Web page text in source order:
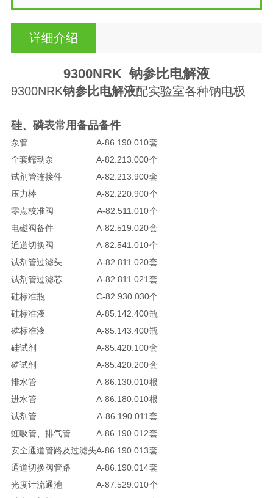
详细介绍
9300NRK 钠参比电解液
9300NRK钠参比电解液配实验室各种钠电极
硅、磷表常用备品备件
泵管 A-86.190.010套
全套蠕动泵
A-82.213.000个
试剂管连接件
A-82.213.900套
压力棒
A-82.220.900个
零点校准阀
A-82.511.010个
电磁阀备件
A-82.519.020套
通道切换阀
A-82.541.010个
试剂管过滤头
A-82.811.020套
试剂管过滤芯
A-82.811.021 套
硅标准瓶
C-82.930.030个
硅标准液
A-85.142.400瓶
磷标准液
A-85.143.400瓶
硅试剂
A-85.420.100套
磷试剂
A-85.420.200套
排水管
A-86.130.010根
进水管
A-86.180.010根
试剂管
A-86.190.011 套
虹吸管、排气管
A-86.190.012套
安全通道管路及过滤头A-86.190.013套
通道切换阀管路
A-86.190.014套
光度计流通池
A-87.529.010个